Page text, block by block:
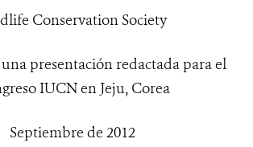
Conservation Society
presentación redactada para el
IUCN en Jeju, Corea
Septiembre de 2012